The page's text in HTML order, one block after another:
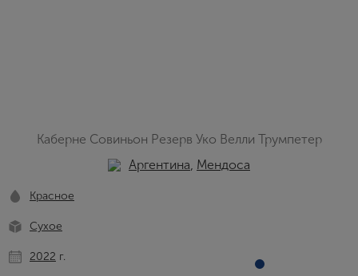
Каберне Совиньон Резерв Уко Велли Трумпетер
Аргентина, Мендоса
Красное
Сухое
2022 г.